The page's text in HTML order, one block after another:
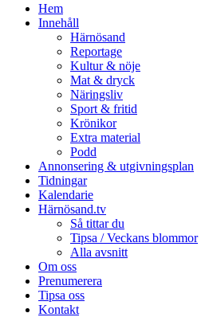
Hem
Innehåll
Härnösand
Reportage
Kultur & nöje
Mat & dryck
Näringsliv
Sport & fritid
Krönikor
Extra material
Podd
Annonsering & utgivningsplan
Tidningar
Kalendarie
Härnösand.tv
Så tittar du
Tipsa / Veckans blommor
Alla avsnitt
Om oss
Prenumerera
Tipsa oss
Kontakt